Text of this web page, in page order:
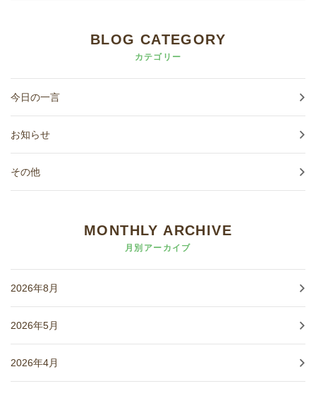
BLOG CATEGORY
カテゴリー
今日の一言
お知らせ
その他
MONTHLY ARCHIVE
月別アーカイブ
2026年8月
2026年5月
2026年4月